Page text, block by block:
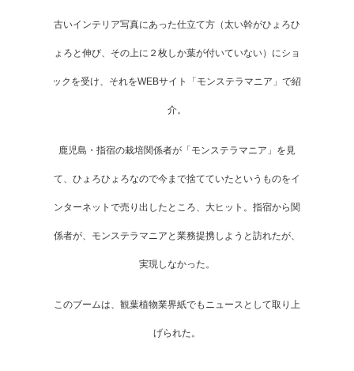
古いインテリア写真にあった仕立て方（太い幹がひょろひ
ょろと伸び、その上に２枚しか葉が付いていない）にショ
ックを受け、それをWEBサイト「モンステラマニア」で紹
介。
鹿児島・指宿の栽培関係者が「モンステラマニア」を見
て、ひょろひょろなので今まで捨てていたというものをイ
ンターネットで売り出したところ、大ヒット。指宿から関
係者が、モンステラマニアと業務提携しようと訪れたが、
実現しなかった。
このブームは、観葉植物業界紙でもニュースとして取り上
げられた。